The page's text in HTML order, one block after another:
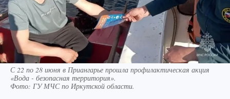
С 22 по 28 июня в Приангарье прошла профилактическая акция
«Вода - безопасная территория».
Фото: ГУ МЧС по Иркутской области.